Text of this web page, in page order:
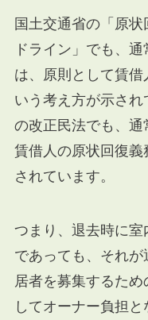
国土交通省の「原
ドライン」でも、
は、原則として賃借
いう考え方が示さ
の改正民法でも、
賃借人の原状回復
されています。
つまり、退去時に室
であっても、それ
居者を募集するた
してオーナー負担と